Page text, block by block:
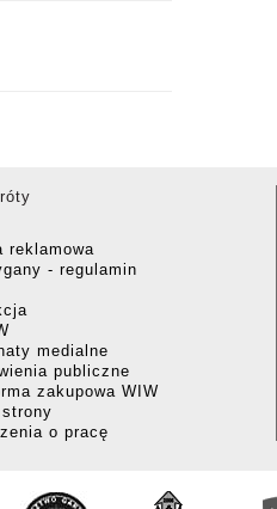
reklamowa
- regulamin
medialne
publiczne
zakupowa WIW
strony
o pracę